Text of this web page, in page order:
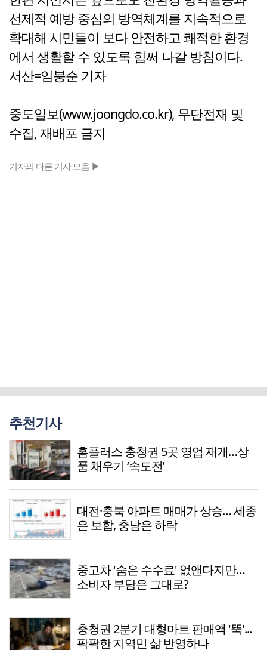
선제적 예방 중심의 방역체계를 지속적으로
확대해 시민들이 보다 안전하고 쾌적한 환경
에서 생활할 수 있도록 힘써 나갈 방침이다.
서산=임붕순 기자
중도일보(www.joongdo.co.kr), 무단전재 및
수집, 재배포 금지
기자의 다른 기사 모음 ▶
추천기사
홈플러스 충청권 5곳 영업 재개…상
품 채우기 ‘속도전’
대전·충북 아파트 매매가 상승… 세종
은 보합, 충남은 하락
중고차 '숨은 수수료' 없앤다지만…
소비자 부담은 그대로?
충청권 2분기 대형마트 판매액 '뚝'...
팍팍한 지역민 삶 반영하나